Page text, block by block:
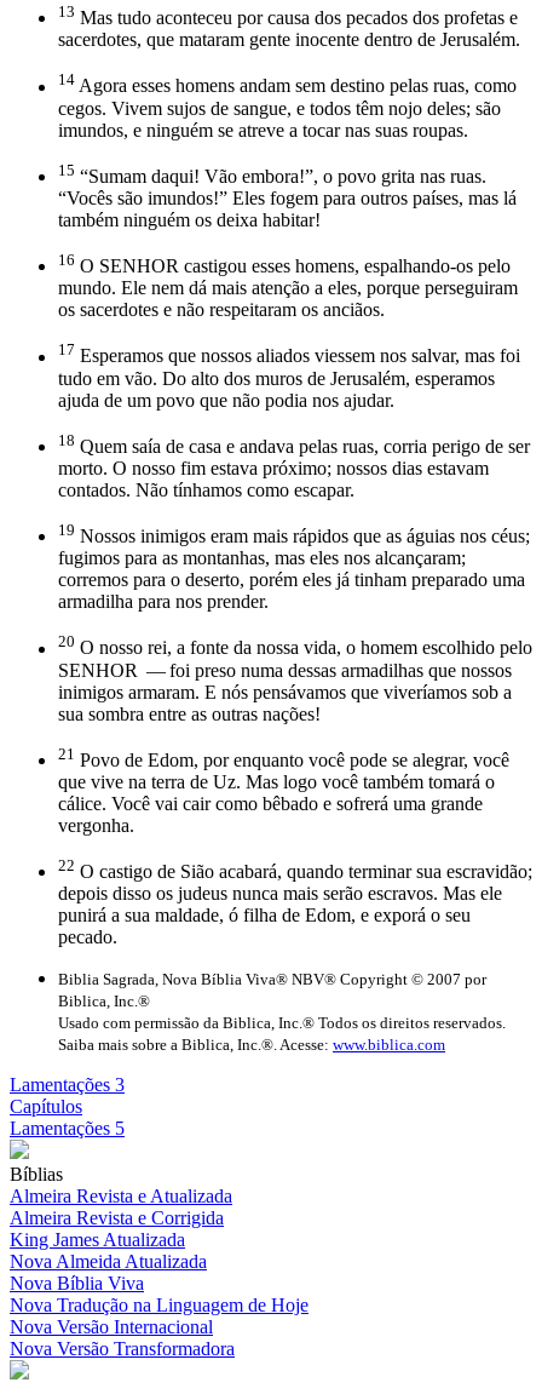
13 Mas tudo aconteceu por causa dos pecados dos profetas e
sacerdotes, que mataram gente inocente dentro de Jerusalém.
14 Agora esses homens andam sem destino pelas ruas, como
cegos. Vivem sujos de sangue, e todos têm nojo deles; são
imundos, e ninguém se atreve a tocar nas suas roupas.
15 “Sumam daqui! Vão embora!”, o povo grita nas ruas.
“Vocês são imundos!” Eles fogem para outros países, mas lá
também ninguém os deixa habitar!
16 O SENHOR castigou esses homens, espalhando-os pelo
mundo. Ele nem dá mais atenção a eles, porque perseguiram
os sacerdotes e não respeitaram os anciãos.
17 Esperamos que nossos aliados viessem nos salvar, mas foi
tudo em vão. Do alto dos muros de Jerusalém, esperamos
ajuda de um povo que não podia nos ajudar.
18 Quem saía de casa e andava pelas ruas, corria perigo de ser
morto. O nosso fim estava próximo; nossos dias estavam
contados. Não tínhamos como escapar.
19 Nossos inimigos eram mais rápidos que as águias nos céus;
fugimos para as montanhas, mas eles nos alcançaram;
corremos para o deserto, porém eles já tinham preparado uma
armadilha para nos prender.
20 O nosso rei, a fonte da nossa vida, o homem escolhido pelo
SENHOR — foi preso numa dessas armadilhas que nossos
inimigos armaram. E nós pensávamos que viveríamos sob a
sua sombra entre as outras nações!
21 Povo de Edom, por enquanto você pode se alegrar, você
que vive na terra de Uz. Mas logo você também tomará o
cálice. Você vai cair como bêbado e sofrerá uma grande
vergonha.
22 O castigo de Sião acabará, quando terminar sua escravidão;
depois disso os judeus nunca mais serão escravos. Mas ele
punirá a sua maldade, ó filha de Edom, e exporá o seu
pecado.
Biblia Sagrada, Nova Bíblia Viva® NBV® Copyright © 2007 por
Biblica, Inc.®
Usado com permissão da Biblica, Inc.® Todos os direitos reservados.
Saiba mais sobre a Biblica, Inc.®. Acesse: www.biblica.com
Lamentações 3
Capítulos
Lamentações 5
Bíblias
Almeira Revista e Atualizada
Almeira Revista e Corrigida
King James Atualizada
Nova Almeida Atualizada
Nova Bíblia Viva
Nova Tradução na Linguagem de Hoje
Nova Versão Internacional
Nova Versão Transformadora